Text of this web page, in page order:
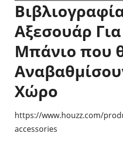
Αξεσουάρ
Μπάνιο που
Χώρο
https://www.houzz.com/
accessories